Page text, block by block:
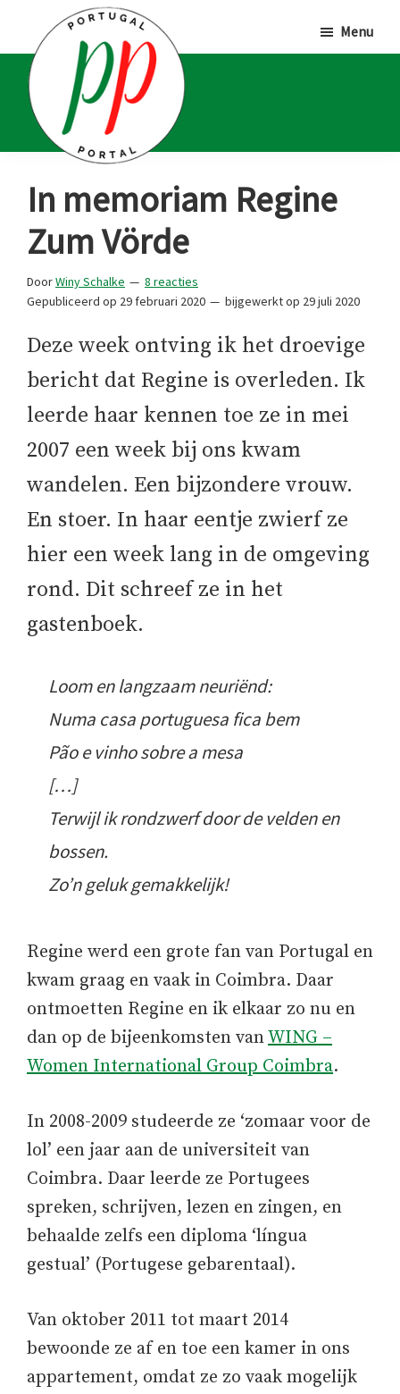
hoofd
inhoud
eerste
sidebar
voettekst
Portal
Portugalliefhebbers
en
fanaten
Menu
In memoriam Regine
Zum Vörde
DoorWiny Schalke
8 reacties
Gepubliceerd op 29 februari 2020 bijgewerkt op 29 juli 2020
Deze week ontving ik het droevige
bericht dat Regine is overleden. Ik
leerde haar kennen toe ze in mei
2007 een week bij ons kwam
wandelen. Een bijzondere vrouw.
En stoer. In haar eentje zwierf ze
hier een week lang in de omgeving
rond. Dit schreef ze in het
gastenboek.
Loom en langzaam neuriënd:
Numa casa portuguesa fica bem
Pão e vinho sobre a mesa
[…]
Terwijl ik rondzwerf door de velden en
bossen.
Zo’n geluk gemakkelijk!
Regine werd een grote fan van Portugal en
kwam graag en vaak in Coimbra. Daar
ontmoetten Regine en ik elkaar zo nu en
dan op de bijeenkomsten vanWING –
Women International Group Coimbra.
In 2008-2009 studeerde ze ‘zomaar voor de
lol’ een jaar aan de universiteit van
Coimbra. Daar leerde ze Portugees
spreken, schrijven, lezen en zingen, en
behaalde zelfs een diploma ‘língua
gestual’ (Portugese gebarentaal).
Van oktober 2011 tot maart 2014
bewoonde ze af en toe een kamer in ons
appartement, omdat ze zo vaak mogelijk